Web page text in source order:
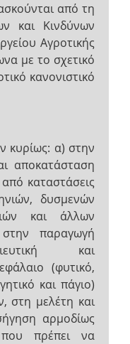
από τη
και Κινδύνων
Αγροτικής
με το σχετικό
κανονιστικό
κυρίως: α) στην
αποκατάσταση
καταστάσεις
δυσμενών
και άλλων
παραγωγή
και
(φυτικό,
και πάγιο)
στη μελέτη και
αρμοδίως
πρέπει να